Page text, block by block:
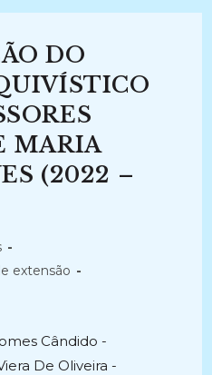
DO
MARIA
(2022 –
extensão
Cândido -
De Oliveira -